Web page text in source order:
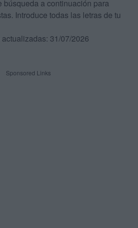
búsqueda a continuación para
Introduce todas las letras de tu
31/07/2026
Sponsored Links